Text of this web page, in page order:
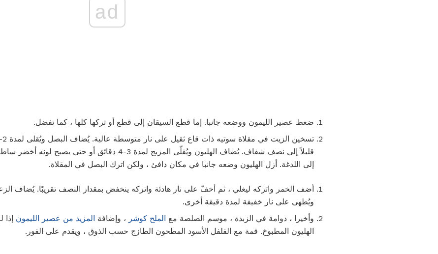
ad
ضغط عصير الليمون ووضعه جانبا. إما قطع السيقان إلى قطع أو تركها كلها ، كما تفضل.
قليلاً إلى نصف شفاف. يُضاف الهليون ويُقلّى المزيج لمدة 3-4 دقائق أو
إلى اللدغة. أزل الهليون وضعه جانبا في مكان دافئ ، ولكن اترك البصل في المقلاة.
أضف الخمر واتركه ليغلي ، ثم أخفّ على نار هادئة واتركه ينخفض ​​بمقدار النصف تقريبًا. يُضاف
ويُطهى على نار خفيفة لمدة دقيقة أخرى.
وأخيرا ، دوامة في الزبدة ، موسم الصلصة مع الملح كوشر ، وإضافة المزيد من عصير الليمون
الهليون المطبوخ. قمة مع الفلفل الأسود المطحون الطازج حسب الذوق ، ويقدم على الفور.